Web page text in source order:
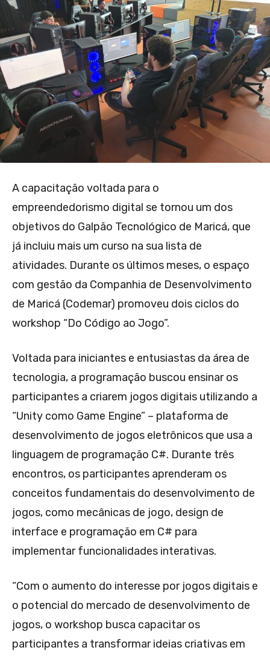
A capacitação voltada para o
empreendedorismo digital se tornou um dos
objetivos do Galpão Tecnológico de Maricá, que
já incluiu mais um curso na sua lista de
atividades. Durante os últimos meses, o espaço
com gestão da Companhia de Desenvolvimento
de Maricá (Codemar) promoveu dois ciclos do
workshop “Do Código ao Jogo”.
Voltada para iniciantes e entusiastas da área de
tecnologia, a programação buscou ensinar os
participantes a criarem jogos digitais utilizando a
“Unity como Game Engine” – plataforma de
desenvolvimento de jogos eletrônicos que usa a
linguagem de programação C#. Durante três
encontros, os participantes aprenderam os
conceitos fundamentais do desenvolvimento de
jogos, como mecânicas de jogo, design de
interface e programação em C# para
implementar funcionalidades interativas.
“Com o aumento do interesse por jogos digitais e
o potencial do mercado de desenvolvimento de
jogos, o workshop busca capacitar os
participantes a transformar ideias criativas em